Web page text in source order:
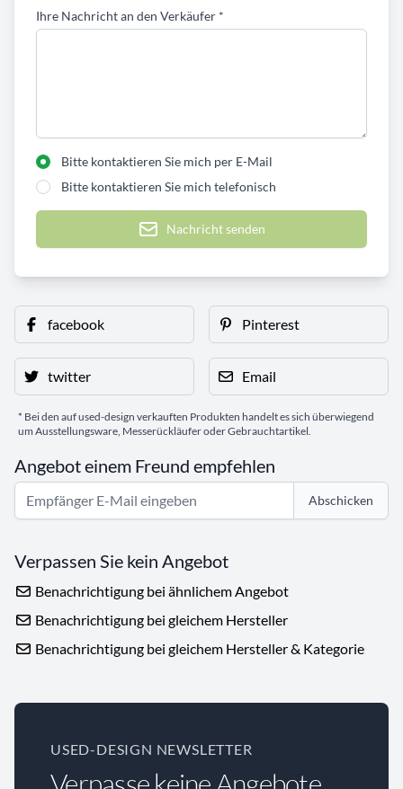
Ihre Nachricht an den Verkäufer *
Bitte kontaktieren Sie mich per E-Mail
Bitte kontaktieren Sie mich telefonisch
Nachricht senden
facebook Pinterest
twitter Email
* Bei den auf used-design verkauften Produkten handelt es sich überwiegend
um Ausstellungsware, Messerückläufer oder Gebrauchtartikel.
Angebot einem Freund empfehlen
Abschicken
Verpassen Sie kein Angebot
Benachrichtigung bei ähnlichem Angebot
Benachrichtigung bei gleichem Hersteller
Benachrichtigung bei gleichem Hersteller & Kategorie
USED-DESIGN NEWSLETTER